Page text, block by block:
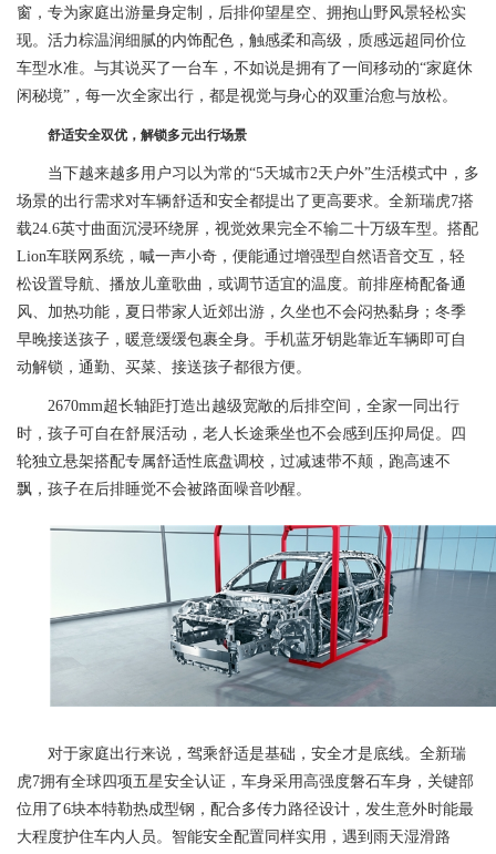
窗，专为家庭出游量身定制，后排仰望星空、拥抱山野风景轻松实
现。活力棕温润细腻的内饰配色，触感柔和高级，质感远超同价位
车型水准。与其说买了一台车，不如说是拥有了一间移动的“家庭休
闲秘境”，每一次全家出行，都是视觉与身心的双重治愈与放松。
舒适安全双优 ，解锁多元出行场景
当下越来越多用户习以为常的“5天城市2天户外”生活模式中，多
场景的出行需求对车辆舒适和安全都提出了更高要求。全新瑞虎7搭
载24.6英寸曲面沉浸环绕屏，视觉效果完全不输二十万级车型。搭配
Lion车联网系统，喊一声小奇，便能通过增强型自然语音交互，轻
松设置导航、播放儿童歌曲，或调节适宜的温度。前排座椅配备通
风、加热功能，夏日带家人近郊出游，久坐也不会闷热黏身；冬季
早晚接送孩子，暖意缓缓包裹全身。手机蓝牙钥匙靠近车辆即可自
动解锁，通勤、买菜、接送孩子都很方便。
2670mm超长轴距打造出越级宽敞的后排空间，全家一同出行
时，孩子可自在舒展活动，老人长途乘坐也不会感到压抑局促。四
轮独立悬架搭配专属舒适性底盘调校，过减速带不颠，跑高速不
飘，孩子在后排睡觉不会被路面噪音吵醒。
对于家庭出行来说，驾乘舒适是基础，安全才是底线。全新瑞
虎7拥有全球四项五星安全认证，车身采用高强度磐石车身，关键部
位用了6块本特勒热成型钢，配合多传力路径设计，发生意外时能最
大程度护住车内人员。智能安全配置同样实用，遇到雨天湿滑路